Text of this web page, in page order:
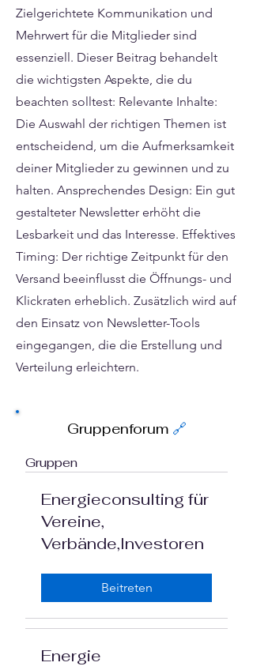
Zielgerichtete Kommunikation und
Mehrwert für die Mitglieder sind
essenziell. Dieser Beitrag behandelt
die wichtigsten Aspekte, die du
beachten solltest: Relevante Inhalte:
Die Auswahl der richtigen Themen ist
entscheidend, um die Aufmerksamkeit
deiner Mitglieder zu gewinnen und zu
halten. Ansprechendes Design: Ein gut
gestalteter Newsletter erhöht die
Lesbarkeit und das Interesse. Effektives
Timing: Der richtige Zeitpunkt für den
Versand beeinflusst die Öffnungs- und
Klickraten erheblich. Zusätzlich wird auf
den Einsatz von Newsletter-Tools
eingegangen, die die Erstellung und
Verteilung erleichtern.
Gruppenforum 🔗
Gruppen
Energieconsulting für
Vereine,
Verbände,Investoren
Beitreten
Energie